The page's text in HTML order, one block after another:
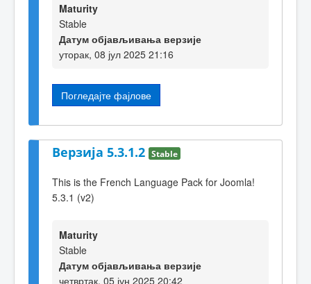
Maturity
Stable
Датум објављивања верзије
уторак, 08 јул 2025 21:16
Погледајте фајлове
Верзија 5.3.1.2 Stable
This is the French Language Pack for Joomla!
5.3.1 (v2)
Maturity
Stable
Датум објављивања верзије
четвртак, 05 јун 2025 20:42